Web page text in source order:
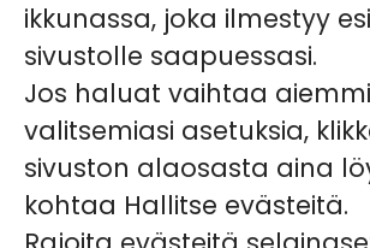
ikkunassa, joka ilmestyy
sivustolle saapuessasi.
Jos haluat vaihtaa
valitsemiasi asetuksia,
sivuston alaosasta aina
kohtaa Hallitse evästeitä.